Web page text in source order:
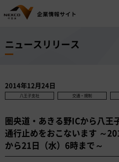
ニュースリリース
2014年12月24日
八王子支社 交通・規制
圏央道・あきる野ICから八王
通行止めをおこないます ～
から21日（水）6時まで～